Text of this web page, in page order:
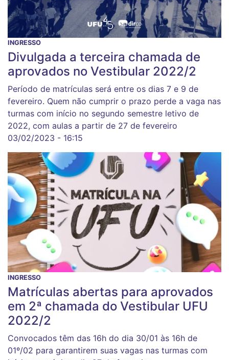
INGRESSO
Divulgada a terceira chamada de
aprovados no Vestibular 2022/2
Período de matrículas será entre os dias 7 e 9 de
fevereiro. Quem não cumprir o prazo perde a vaga nas
turmas com início no segundo semestre letivo de
2022, com aulas a partir de 27 de fevereiro
03/02/2023 - 16:15
INGRESSO
Matrículas abertas para aprovados
em 2ª chamada do Vestibular UFU
2022/2
Convocados têm das 16h do dia 30/01 às 16h de
01º/02 para garantirem suas vagas nas turmas com